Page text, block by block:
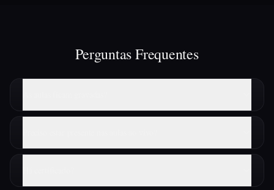
Perguntas Frequentes